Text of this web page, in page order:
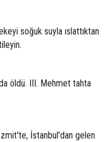
soğuk suyla ıslattıktan
öldü. III. Mehmet tahta
İstanbul'dan gelen